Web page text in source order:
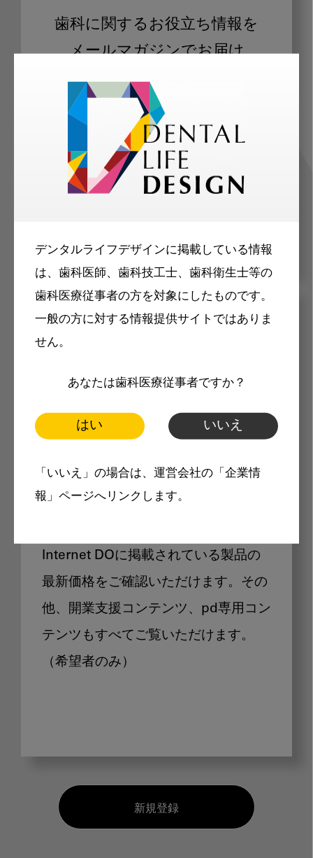
デンタルライフデザインに掲載している情報
は、歯科医師、歯科技工士、歯科衛生士等の
歯科医療従事者の方を対象にしたものです。
一般の方に対する情報提供サイトではありま
せん。
あなたは歯科医療従事者ですか？
はい いいえ
「いいえ」の場合は、運営会社の「企業情
報」ページへリンクします。
歯科に関するお役立ち情報を
メールマガジンでお届け
ご登録いただいた職種（歯科医師、歯
科衛生士、歯科技工士）に合わせた内
容のメールマガジンをお届けします。
メリット
製品価格も閲覧可能
Internet DOに掲載されている製品の
最新価格をご確認いただけます。その
他、開業支援コンテンツ、pd専用コン
テンツもすべてご覧いただけます。
（希望者のみ）
新規登録